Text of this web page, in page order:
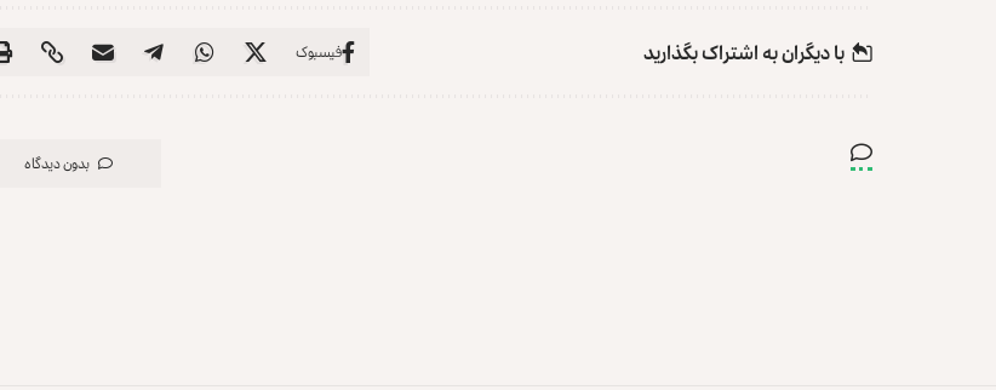
با دیگران به‌‌ اشتراک بگذارید فیسبوک
بدون دیدگاه